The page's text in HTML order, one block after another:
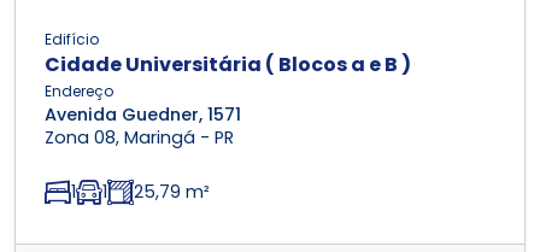
Edifício
Cidade Universitária ( Blocos a e B )
Endereço
Avenida Guedner, 1571
Zona 08, Maringá - PR
1 1 25,79 m²